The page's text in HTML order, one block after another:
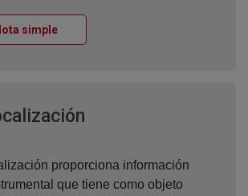
simpleVentana nueva
proporciona información
que tiene como objeto